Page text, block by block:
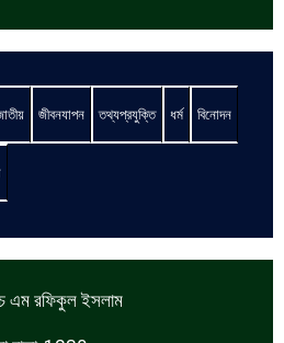
জীবনযাপন তথ্যপ্রযুক্তি ধর্ম বিনোদন
এম রফিকুল ইসলাম